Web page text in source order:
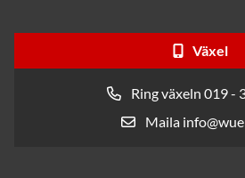
Växel
Ring växeln 019 -
Maila